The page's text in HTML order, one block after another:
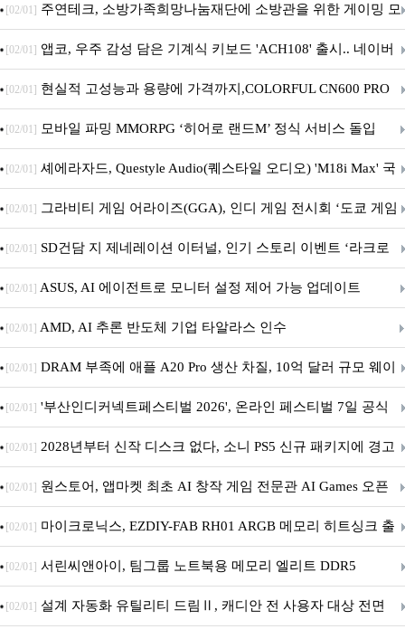
픈
[02/01] 주연테크, 소방가족희망나눔재단에 소방관을 위한 게이밍 모
니터·스마트 펫 침대 기부
[02/01] 앱코, 우주 감성 담은 기계식 키보드 'ACH108' 출시.. 네이버
브랜드데이 기획전 진행
[02/01] 현실적 고성능과 용량에 가격까지,COLORFUL CN600 PRO
M.2 NVMe 디앤디컴 1TB
[02/01] 모바일 파밍 MMORPG ‘히어로 랜드M’ 정식 서비스 돌입
[02/01] 셰에라자드, Questyle Audio(퀘스타일 오디오) 'M18i Max' 국
내 정식 출시
[02/01] 그라비티 게임 어라이즈(GGA), 인디 게임 전시회 ‘도쿄 게임
던전 13’ 참가!
[02/01] SD건담 지 제네레이션 이터널, 인기 스토리 이벤트 ‘라크로
아의 용사’ 재개최 및 풍성한 기념 이벤트 실시!
[02/01] ASUS, AI 에이전트로 모니터 설정 제어 가능 업데이트
[02/01] AMD, AI 추론 반도체 기업 타알라스 인수
[02/01] DRAM 부족에 애플 A20 Pro 생산 차질, 10억 달러 규모 웨이
퍼 대기
[02/01] '부산인디커넥트페스티벌 2026', 온라인 페스티벌 7일 공식
개막... 22일간 진행
[02/01] 2028년부터 신작 디스크 없다, 소니 PS5 신규 패키지에 경고
문 추가
[02/01] 원스토어, 앱마켓 최초 AI 창작 게임 전문관 AI Games 오픈
[02/01] 마이크로닉스, EZDIY-FAB RH01 ARGB 메모리 히트싱크 출
시
[02/01] 서린씨앤아이, 팀그룹 노트북용 메모리 엘리트 DDR5
5600MHz 16GB 출시
[02/01] 설계 자동화 유틸리티 드림Ⅱ, 캐디안 전 사용자 대상 전면